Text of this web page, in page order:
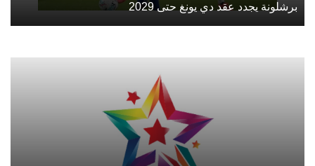
برشلونة يجدد عقد دي يونغ حتى 2029